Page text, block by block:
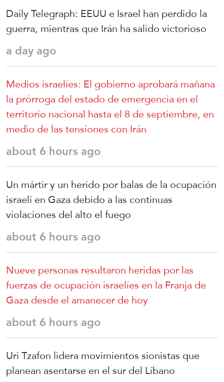
Daily Telegraph: EEUU e Israel han perdido la
guerra, mientras que Irán ha salido victorioso
a day ago
Medios israelíes: El gobierno aprobará mañana
la prórroga del estado de emergencia en el
territorio nacional hasta el 8 de septiembre, en
medio de las tensiones con Irán
about 6 hours ago
Un mártir y un herido por balas de la ocupación
israelí en Gaza debido a las continuas
violaciones del alto el fuego
about 6 hours ago
Nueve personas resultaron heridas por las
fuerzas de ocupación israelíes en la Franja de
Gaza desde el amanecer de hoy
about 6 hours ago
Uri Tzafon lidera movimientos sionistas que
planean asentarse en el sur del Líbano